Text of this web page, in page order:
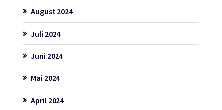
August 2024
Juli 2024
Juni 2024
Mai 2024
April 2024